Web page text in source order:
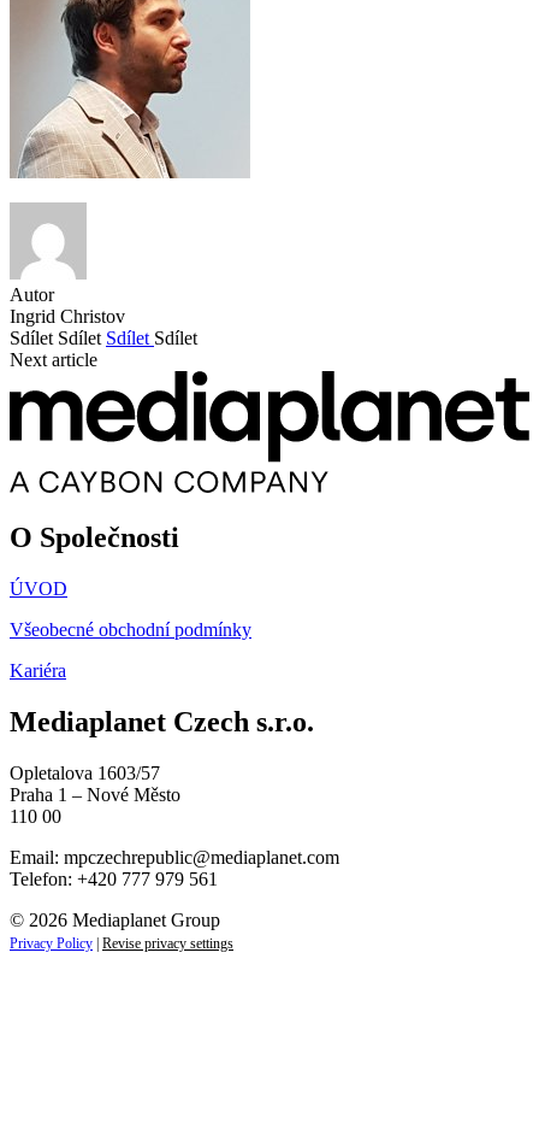
Autor
Ingrid Christov
Sdílet Sdílet Sdílet Sdílet
Next article
O Společnosti
ÚVOD
Všeobecné obchodní podmínky
Kariéra
Mediaplanet Czech s.r.o.
Opletalova 1603/57
Praha 1 – Nové Město
110 00
Email: mpczechrepublic@mediaplanet.com
Telefon: +420 777 979 561
© 2026 Mediaplanet Group
Privacy Policy | Revise privacy settings